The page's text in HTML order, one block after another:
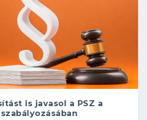
is javasol a PSZ a